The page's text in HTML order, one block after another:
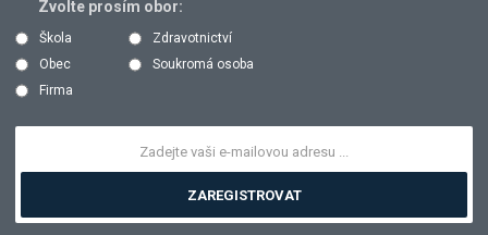
Zvolte prosím obor:
Škola
Zdravotnictví
Obec
Soukromá osoba
Firma
ZAREGISTROVAT